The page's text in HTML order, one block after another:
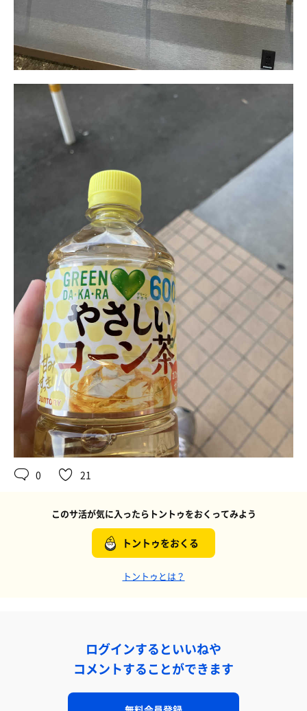
0 21
このサ活が気に入ったらトントゥをおくってみよう
トントゥをおくる
トントゥとは？
ログインするといいねや
コメントすることができます